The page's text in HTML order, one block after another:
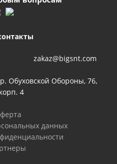
zakaz@bigsnt.com
Обуховской Обороны, 76,
корп. 4
данных